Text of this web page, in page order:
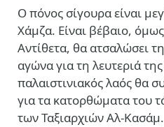
Ο πόνος σίγουρα είναι
Χάμζα. Είναι βέβαιο,
Αντίθετα, θα ατσαλώσει
αγώνα για τη λευτεριά
παλαιστινιακός λαός θα
για τα κατορθώματα του
των Ταξιαρχιών Αλ-Κασάμ.